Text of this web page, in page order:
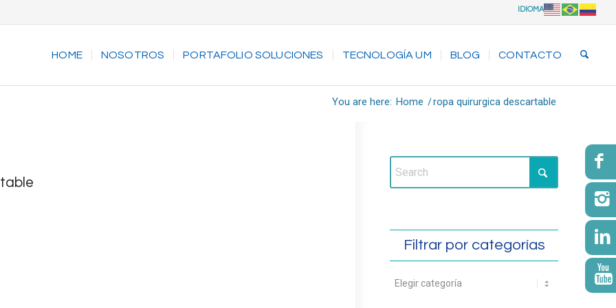
IDIOMA
HOME NOSOTROS PORTAFOLIO SOLUCIONES TECNOLOGÍA UM BLOG CONTACTO
You are here: Home /ropa quirurgica descartable
Filtrar por categorías